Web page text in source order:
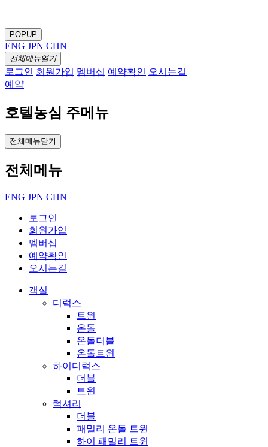
POPUP
ENG JPN CHN
전체메뉴열기
로그인 회원가입 멤버십 예약확인 오시는길
예약
호텔농심 주메뉴
전체메뉴닫기
전체메뉴
ENG JPN CHN
로그인
회원가입
멤버십
예약확인
오시는길
객실
디럭스
트윈
온돌
온돌더블
온돌트윈
하이디럭스
더블
트윈
럭셔리
더블
패밀리 온돌 트윈
하이 패밀리 트윈